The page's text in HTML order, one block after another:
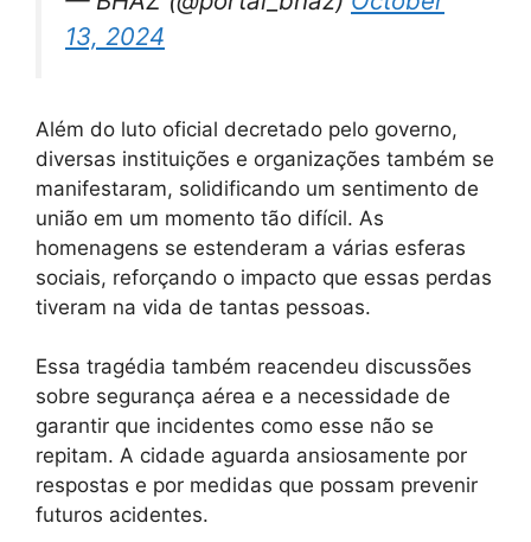
13, 2024
Além do luto oficial decretado pelo governo,
diversas instituições e organizações também se
manifestaram, solidificando um sentimento de
união em um momento tão difícil. As
homenagens se estenderam a várias esferas
sociais, reforçando o impacto que essas perdas
tiveram na vida de tantas pessoas.
Essa tragédia também reacendeu discussões
sobre segurança aérea e a necessidade de
garantir que incidentes como esse não se
repitam. A cidade aguarda ansiosamente por
respostas e por medidas que possam prevenir
futuros acidentes.